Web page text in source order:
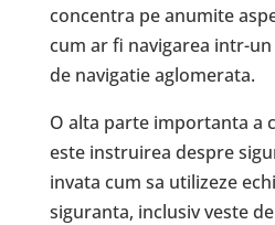
concentra pe anumite
cum ar fi navigarea intr-
de navigatie aglomerata.
O alta parte importanta a
este instruirea despre
invata cum sa utilizeze
siguranta, inclusiv veste